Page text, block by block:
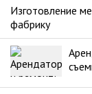
Изготовление
фабрику